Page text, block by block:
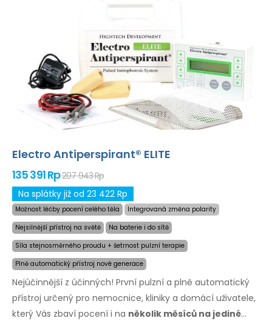
Electro Antiperspirant® ELITE
135 391 Rp207 943 Rp
Na splátky již od 23 422 Rp
Možnost léčby pocení celého těla
Integrovaná změna polarity
Nejsilnější přístroj na světě
Na baterie i do sítě
Síla stejnosměrného proudu + šetrnost pulzní terapie
Plně automatický přístroj nové generace
Nejúčinnější z účinných! První pulzní a plně automatický
přístroj určený pro nemocnice, kliniky a domácí uživatele,
který Vás zbaví pocení i na několik měsíců na jediné